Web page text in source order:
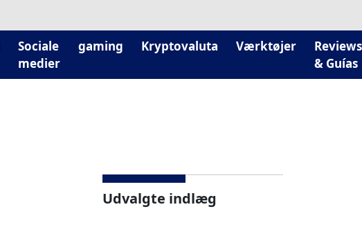
Sociale
medier
gaming Kryptovaluta Værktøjer
Reviews
& Guías
Udvalgte indlæg